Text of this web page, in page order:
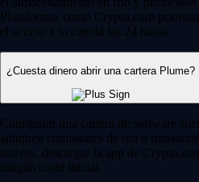
Plataformas como Crypto.com
el acceso a tu cuenta las 24 horas.
¿Cuesta dinero abrir una cartera Plume?
Configurar una cartera de software
apliquen comisiones de red o
activos, descargar la app de
ningún coste inicial.